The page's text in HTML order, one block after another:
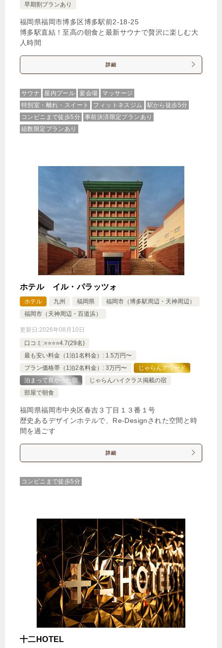
【選べるお部屋と価格】
13,300円【多機能シャワーパネル付】リラク
シングツインルーム2名利用
9,550円 【多機能マッサージソファ付】ヒーリ
ングダブルルーム2名利用
9,800円【贅沢なクイーンベッドの部屋】スー
ペリアダブルルーム2名利用
14,800円【多機能マッサージソファ付】ヒー
10,050円【大きなベッドとソファ付】デラッ
クスダブルルーム2名利用
12,800円
【人気のバス・トイレ独立型】ハリ
ウッドツインルーム2名利用
9,300円【全室マッサージクッション付】フォ
ルツァダブルルーム2名利用
じゃらんで確認する
早期割プランあり
福岡県福岡市博多区博多駅前2-18-25
博多駅直結！至高の朝食と最新サウナで贅沢に楽しむ大
人時間
詳細
サウナ 屋内プール 宴会場
マッサージ
特別室・離れ・スイート
フィットネスジム
駅から徒歩5分
コンビニまで徒歩5分
事前決済限定プランあり
組数限定プランあり
ホテル イル・パラッツォ
ホテル 九州 福岡県
福岡市（博多駅周辺・天神周辺）
福岡市（天神周辺・百道浜）
更新日:2026年08月10日
口コミ:⭐️⭐️⭐️⭐️4.7(29名)
最も安い料金（1泊1名料金）: 1.5万円〜
プラン価格帯（1泊2名料金）: 3万円〜
じゃらんアワード
泊まって良かった宿
じゃらんハイクラス掲載の宿
部屋で朝食
福岡県福岡市中央区春吉３丁目１３番１号
歴史あるデザインホテルで、Re-Designされた空間と時
間を過ごす
詳細
コンビニまで徒歩5分
十二HOTEL